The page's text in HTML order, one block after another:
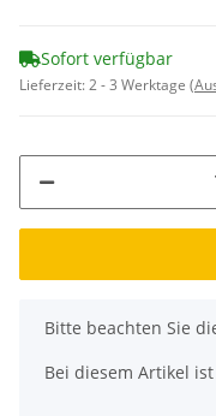
Sofort verfügbar
Lieferzeit:2 - 3 Werktage
x
Bitte beachten Sie
Bei diesem Artikel